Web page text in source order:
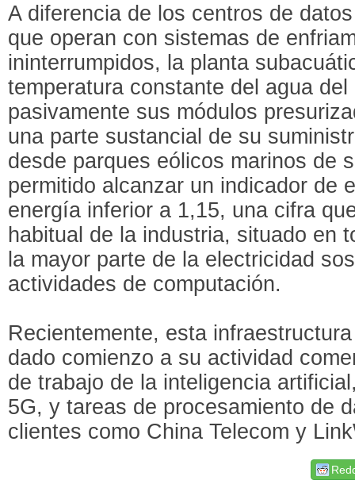
A diferencia de los centros de
que operan con sistemas de
ininterrumpidos, la planta
temperatura constante del agua
pasivamente sus módulos
una parte sustancial de su
desde parques eólicos marinos de
permitido alcanzar un indicador de
energía inferior a 1,15, una cifra
habitual de la industria, situado en
la mayor parte de la electricidad
actividades de computación.
Recientemente, esta
dado comienzo a su actividad
de trabajo de la inteligencia
5G, y tareas de procesamiento de
clientes como China Telecom y